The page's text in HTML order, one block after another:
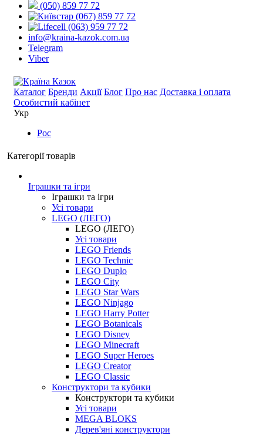
(050) 859 77 72
(067) 859 77 72
(063) 959 77 72
info@kraina-kazok.com.ua
Telegram
Viber
Каталог Бренди Акції Блог Про нас Доставка і оплата
Особистий кабінет
Укр
Рос
Категорії товарів
Іграшки та ігри
Іграшки та ігри
Усі товари
LEGO (ЛЕГО)
LEGO (ЛЕГО)
Усі товари
LEGO Friends
LEGO Technic
LEGO Duplo
LEGO City
LEGO Star Wars
LEGO Ninjago
LEGO Harry Potter
LEGO Botanicals
LEGO Disney
LEGO Minecraft
LEGO Super Heroes
LEGO Creator
LEGO Classic
Конструктори та кубики
Конструктори та кубики
Усі товари
MEGA BLOKS
Дерев'яні конструктори